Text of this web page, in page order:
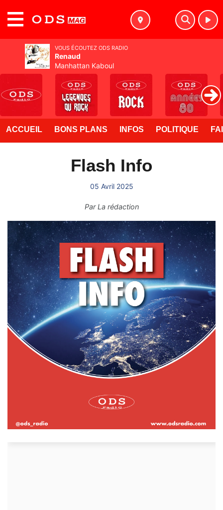
ACCUEIL BONS PLANS INFOS POLITIQUE
Flash Info
05 Avril 2025
ParLa rédaction
VOUS ÉCOUTEZ ODS RADIO
Renaud
Manhattan Kaboul